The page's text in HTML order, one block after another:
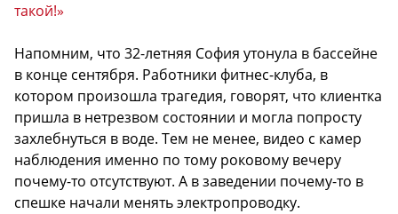
такой!»
Напомним, что 32-летняя София утонула в бассейне
в конце сентября. Работники фитнес-клуба, в
котором произошла трагедия, говорят, что клиентка
пришла в нетрезвом состоянии и могла попросту
захлебнуться в воде. Тем не менее, видео с камер
наблюдения именно по тому роковому вечеру
почему-то отсутствуют. А в заведении почему-то в
спешке начали менять электропроводку.